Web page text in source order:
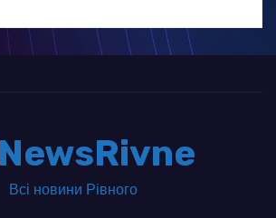
Всі новини Рівного